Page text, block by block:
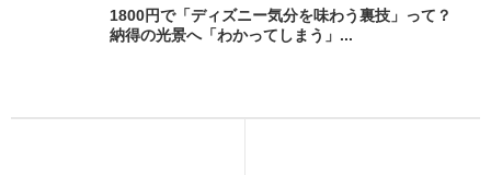
1800円で「ディズニー気分を味わう裏技」って？
納得の光景へ「わかってしまう」...